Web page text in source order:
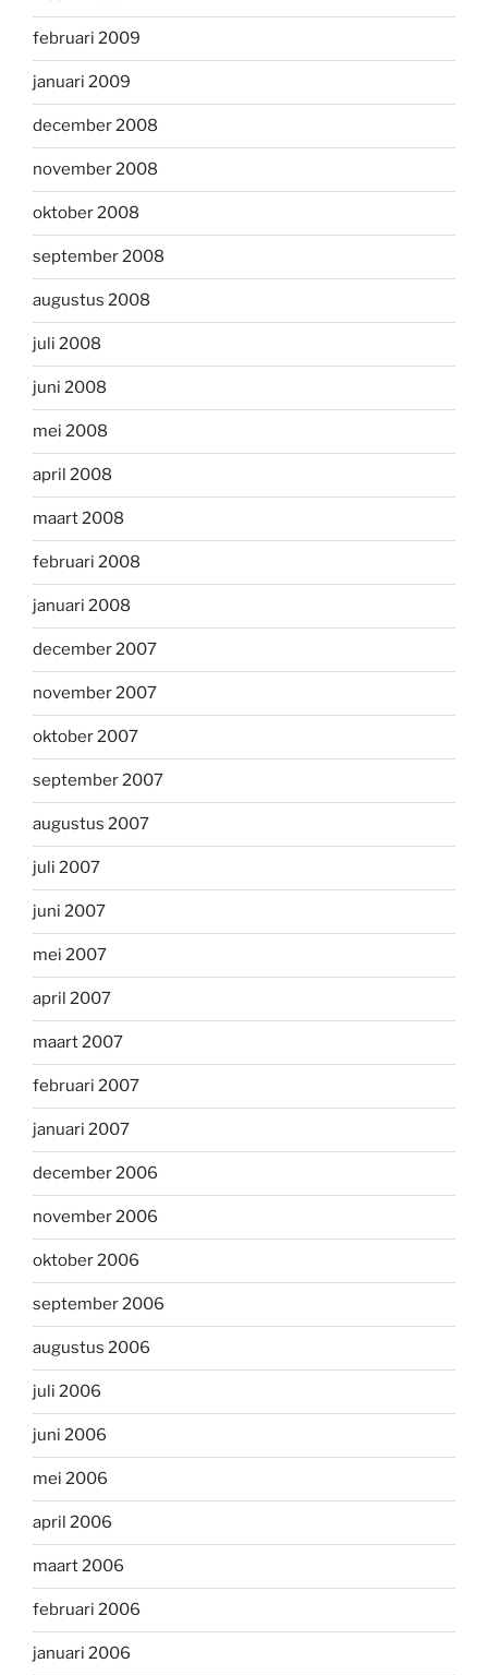
februari 2009
januari 2009
december 2008
november 2008
oktober 2008
september 2008
augustus 2008
juli 2008
juni 2008
mei 2008
april 2008
maart 2008
februari 2008
januari 2008
december 2007
november 2007
oktober 2007
september 2007
augustus 2007
juli 2007
juni 2007
mei 2007
april 2007
maart 2007
februari 2007
januari 2007
december 2006
november 2006
oktober 2006
september 2006
augustus 2006
juli 2006
juni 2006
mei 2006
april 2006
maart 2006
februari 2006
januari 2006